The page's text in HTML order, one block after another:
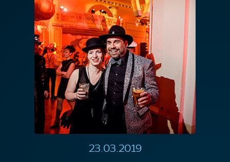
23.03.2019